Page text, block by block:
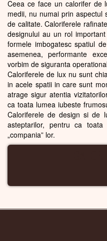
Ceea ce face un calorifer de
medii, nu numai prin aspectul
de calitate. Caloriferele
designului au un rol
formele imbogatesc spatiul
asemenea, performante
vorbim de siguranta
Caloriferele de lux nu sunt
in acele spatii in care sunt
atrage sigur atentia
ca toata lumea iubeste
Caloriferele de design si de
asteptarilor, pentru ca
„compania” lor.